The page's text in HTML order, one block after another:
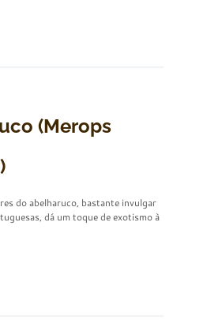
(Merops
do abelharuco, bastante invulgar
dá um toque de exotismo à